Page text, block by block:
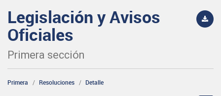
Legislación y Avisos
Oficiales
Primera sección
Primera Resoluciones Detalle